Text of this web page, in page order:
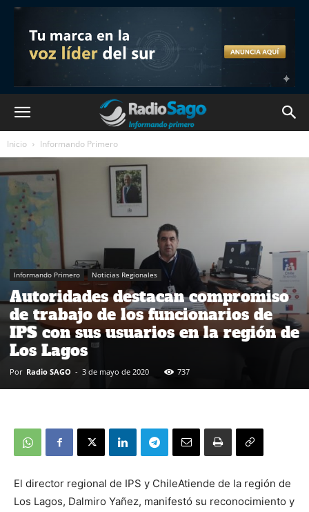
Inicio Informando Primero
Informando Primero Noticias Regionales
Autoridades destacan compromiso
de trabajo de los funcionarios de
IPS con sus usuarios en la región de
Los Lagos
Por Radio SAGO - 3 de mayo de 2020 737
El director regional de IPS y ChileAtiende de la región de
Los Lagos, Dalmiro Yañez, manifestó su reconocimiento y